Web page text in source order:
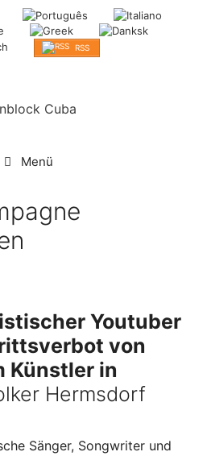
RSS
Menü
Youtuber
von
Künstler in
Hermsdorf
Sänger, Songwriter und